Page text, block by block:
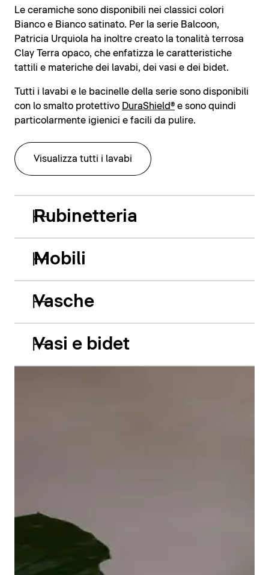
Le ceramiche sono disponibili nei classici colori
Bianco e Bianco satinato. Per la serie Balcoon,
Patricia Urquiola ha inoltre creato la tonalità terrosa
Clay Terra opaco, che enfatizza le caratteristiche
tattili e materiche dei lavabi, dei vasi e dei bidet.
Tutti i lavabi e le bacinelle della serie sono disponibili
con lo smalto protettivo DuraShield® e sono quindi
particolarmente igienici e facili da pulire.
Visualizza tutti i lavabi
Rubinetteria
Mobili
Vasche
Le vasche da incasso in acrilico Balcoon riprendono
abilmente il gioco di due livelli e presentano due
caratteristiche estetiche di grande impatto: il bordo
Vasi e bidet